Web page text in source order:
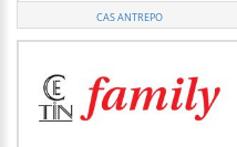
CAS ANTREPO